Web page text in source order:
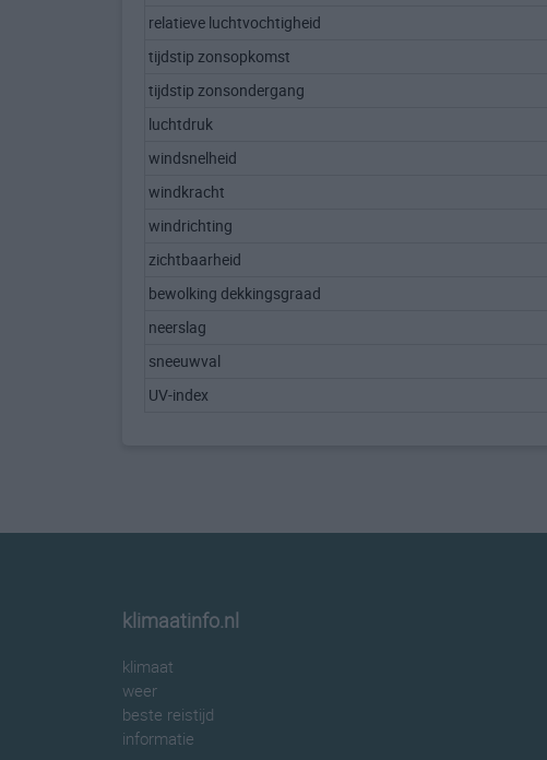
relatieve luchtvochtigheid
tijdstip zonsopkomst
tijdstip zonsondergang
luchtdruk
windsnelheid
windkracht
windrichting
zichtbaarheid
bewolking dekkingsgraad
neerslag
sneeuwval
UV-index
klimaatinfo.nl
klimaat
weer
beste reistijd
informatie